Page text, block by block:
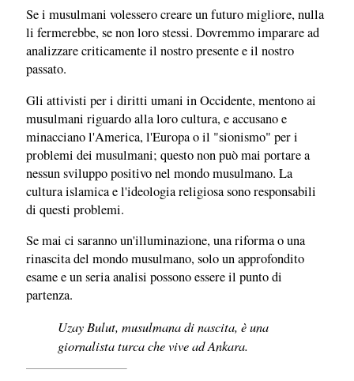
Se i musulmani volessero creare un futuro migliore, nulla
li fermerebbe, se non loro stessi. Dovremmo imparare ad
analizzare criticamente il nostro presente e il nostro
passato.
Gli attivisti per i diritti umani in Occidente, mentono ai
musulmani riguardo alla loro cultura, e accusano e
minacciano l'America, l'Europa o il "sionismo" per i
problemi dei musulmani; questo non può mai portare a
nessun sviluppo positivo nel mondo musulmano. La
cultura islamica e l'ideologia religiosa sono responsabili
di questi problemi.
Se mai ci saranno un'illuminazione, una riforma o una
rinascita del mondo musulmano, solo un approfondito
esame e un seria analisi possono essere il punto di
partenza.
Uzay Bulut, musulmana di nascita, è una
giornalista turca che vive ad Ankara.